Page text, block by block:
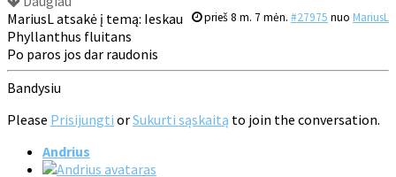
prieš 8 m. 7 mėn. #27975 nuo MariusL
MariusL atsakė į temą: Ieskau
Phyllanthus fluitans
Po paros jos dar raudonis
Bandysiu
Please Prisijungti orSukurti sąskaitą to join the conversation.
Andrius